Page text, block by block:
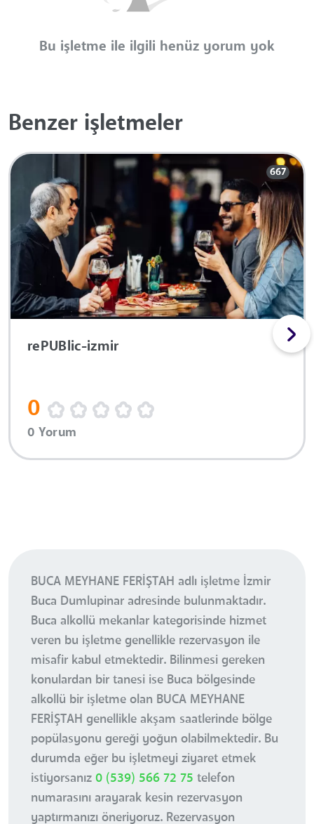
Bu işletme ile ilgili henüz yorum yok
Benzer işletmeler
667
rePUBlic-izmir
0
0 Yorum
BUCA MEYHANE FERİŞTAH adlı işletme İzmir
Buca Dumlupinar adresinde bulunmaktadır.
Buca alkollü mekanlar kategorisinde hizmet
veren bu işletme genellikle rezervasyon ile
misafir kabul etmektedir. Bilinmesi gereken
konulardan bir tanesi ise Buca bölgesinde
alkollü bir işletme olan BUCA MEYHANE
FERİŞTAH genellikle akşam saatlerinde bölge
popülasyonu gereği yoğun olabilmektedir. Bu
durumda eğer bu işletmeyi ziyaret etmek
istiyorsanız 0 (539) 566 72 75 telefon
numarasını arayarak kesin rezervasyon
yaptırmanızı öneriyoruz. Rezervasyon